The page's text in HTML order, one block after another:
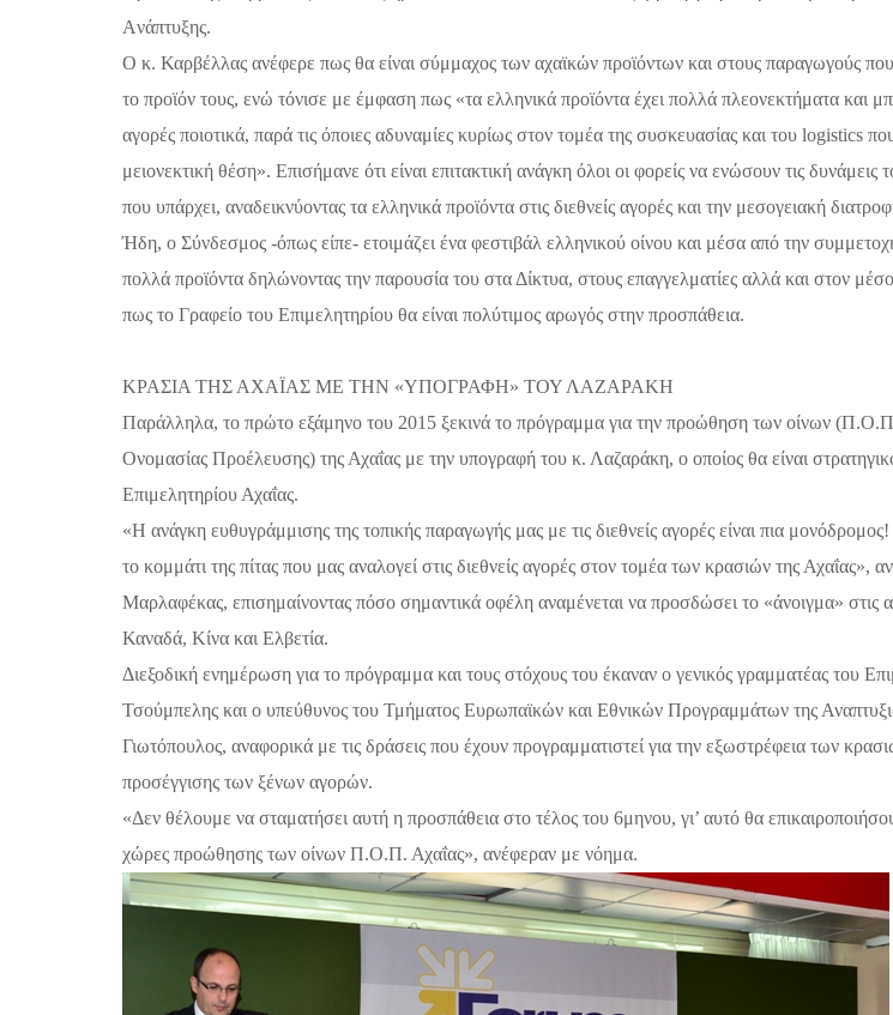
Aνάπτυξης.
Ο κ. Καρβέλλας ανέφερε πως θα είναι σύμμαχος των αχαϊκών προϊόντων και στους παραγωγούς
το προϊόν τους, ενώ τόνισε με έμφαση πως «τα ελληνικά προϊόντα έχει πολλά πλεονεκτήματα και
αγορές ποιοτικά, παρά τις όποιες αδυναμίες κυρίως στον τομέα της συσκευασίας και του logistics
μειονεκτική θέση». Επισήμανε ότι είναι επιτακτική ανάγκη όλοι οι φορείς να ενώσουν τις
που υπάρχει, αναδεικνύοντας τα ελληνικά προϊόντα στις διεθνείς αγορές και την μεσογειακή
Ήδη, ο Σύνδεσμος -όπως είπε- ετοιμάζει ένα φεστιβάλ ελληνικού οίνου και μέσα από την
πολλά προϊόντα δηλώνοντας την παρουσία του στα Δίκτυα, στους επαγγελματίες αλλά και στον
πως το Γραφείο του Επιμελητηρίου θα είναι πολύτιμος αρωγός στην προσπάθεια.
ΚΡΑΣΙΑ ΤΗΣ ΑΧΑΪΑΣ ΜΕ ΤΗΝ «ΥΠΟΓΡΑΦΗ» ΤΟΥ ΛΑΖΑΡΑΚΗ
Παράλληλα, το πρώτο εξάμηνο του 2015 ξεκινά το πρόγραμμα για την προώθηση των οίνων
Ονομασίας Προέλευσης) της Αχαΐας με την υπογραφή του κ. Λαζαράκη, ο οποίος θα είναι
Επιμελητηρίου Αχαΐας.
«Η ανάγκη ευθυγράμμισης της τοπικής παραγωγής μας με τις διεθνείς αγορές είναι πια
το κομμάτι της πίτας που μας αναλογεί στις διεθνείς αγορές στον τομέα των κρασιών της Αχαΐας»,
Μαρλαφέκας, επισημαίνοντας πόσο σημαντικά οφέλη αναμένεται να προσδώσει το «άνοιγμα»
Καναδά, Κίνα και Ελβετία.
Διεξοδική ενημέρωση για το πρόγραμμα και τους στόχους του έκαναν ο γενικός γραμματέας του
Τσούμπελης και ο υπεύθυνος του Τμήματος Ευρωπαϊκών και Εθνικών Προγραμμάτων της
Γιωτόπουλος, αναφορικά με τις δράσεις που έχουν προγραμματιστεί για την εξωστρέφεια των
προσέγγισης των ξένων αγορών.
«Δεν θέλουμε να σταματήσει αυτή η προσπάθεια στο τέλος του 6μηνου, γι’ αυτό θα
χώρες προώθησης των οίνων Π.Ο.Π. Αχαΐας», ανέφεραν με νόημα.